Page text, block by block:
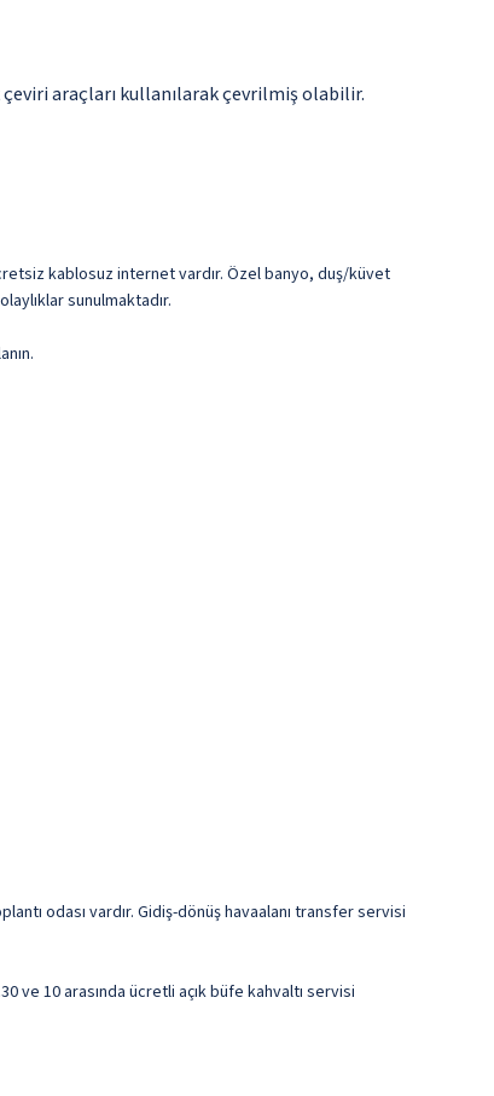
araçları kullanılarak çevrilmiş olabilir.
kablosuz internet vardır. Özel banyo, duş/küvet
sunulmaktadır.
odası vardır. Gidiş-dönüş havaalanı transfer servisi
ve 10 arasında ücretli açık büfe kahvaltı servisi